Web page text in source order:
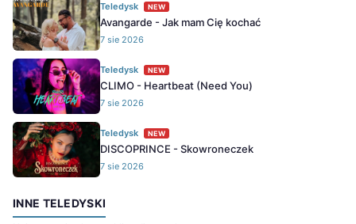
Teledysk NEW
Avangarde - Jak mam Cię kochać
7 sie 2026
Teledysk NEW
CLIMO - Heartbeat (Need You)
7 sie 2026
Teledysk NEW
DISCOPRINCE - Skowroneczek
7 sie 2026
INNE TELEDYSKI